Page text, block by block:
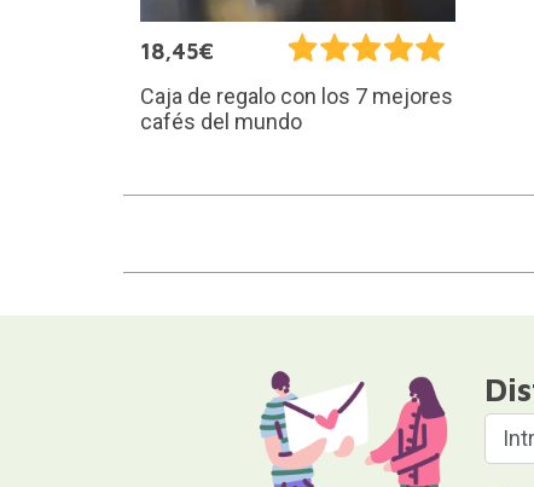
18,45€
Caja de regalo con los 7 mejores
cafés del mundo